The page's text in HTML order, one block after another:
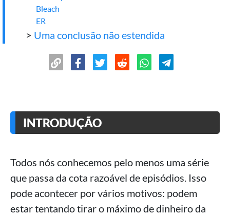
Bleach
ER
> Uma conclusão não estendida
INTRODUÇÃO
Todos nós conhecemos pelo menos uma série
que passa da cota razoável de episódios. Isso
pode acontecer por vários motivos: podem
estar tentando tirar o máximo de dinheiro da